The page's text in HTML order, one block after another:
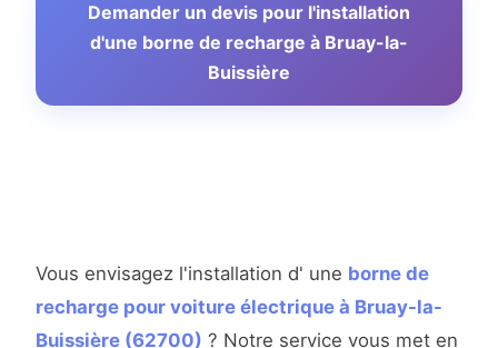
Demander un devis pour l'installation
d'une borne de recharge à Bruay-la-
Buissière
Vous envisagez l'installation d' une borne de
recharge pour voiture électrique à Bruay-la-
Buissière (62700) ? Notre service vous met en